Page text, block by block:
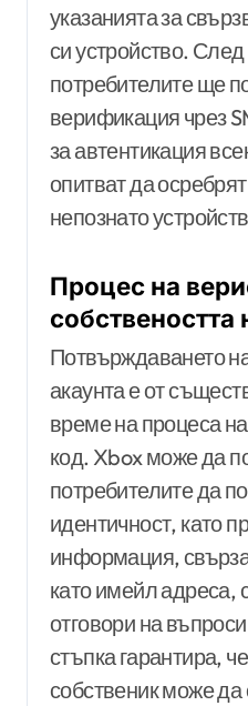
указанията за
си устройство.
потребителите ще
верификация чрез
за автентикация
опитват да
непознато
Процес на
собствеността
Потвърждаването
акаунта е от
време на процеса
код. Xbox може да
потребителите да
идентичност, като
информация,
като имейл адреса,
отговори на
стъпка гарантира,
собственик може